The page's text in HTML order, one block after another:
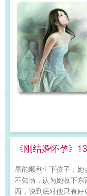
《刚结婚怀孕》
果能顺利生下孩子，
不知情，认为她收下
西，说到底对他只有